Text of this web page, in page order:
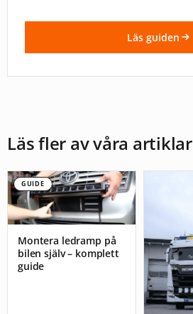
Läs guiden
Läs fler av våra artiklar
GUIDE
Montera ledramp på
bilen själv – komplett
guide